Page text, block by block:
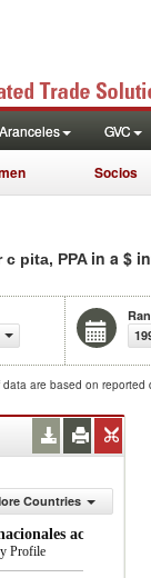
Aranceles GVC
Socios
c pita, PPA in a $
are based on
Countries
actuales)
Profile